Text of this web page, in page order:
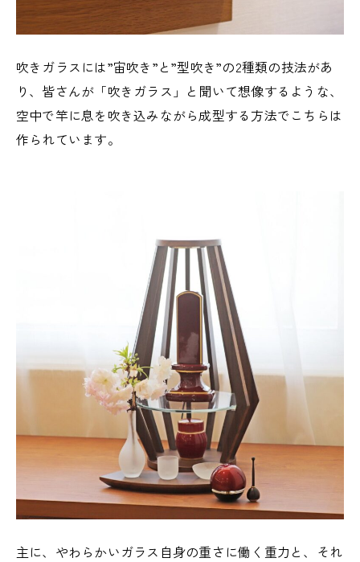
吹きガラスには”宙吹き”と”型吹き”の2種類の技法があ
り、皆さんが「吹きガラス」と聞いて想像するような、
空中で竿に息を吹き込みながら成型する方法でこちらは
作られています。
主に、やわらかいガラス自身の重さに働く重力と、それ